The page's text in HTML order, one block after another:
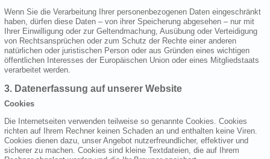
Wenn Sie die Verarbeitung Ihrer personenbezogenen Daten eingeschränkt
haben, dürfen diese Daten – von ihrer Speicherung abgesehen – nur mit
Ihrer Einwilligung oder zur Geltendmachung, Ausübung oder Verteidigung
von Rechtsansprüchen oder zum Schutz der Rechte einer anderen
natürlichen oder juristischen Person oder aus Gründen eines wichtigen
öffentlichen Interesses der Europäischen Union oder eines Mitgliedstaats
verarbeitet werden.
3. Datenerfassung auf unserer Website
Cookies
Die Internetseiten verwenden teilweise so genannte Cookies. Cookies
richten auf Ihrem Rechner keinen Schaden an und enthalten keine Viren.
Cookies dienen dazu, unser Angebot nutzerfreundlicher, effektiver und
sicherer zu machen. Cookies sind kleine Textdateien, die auf Ihrem